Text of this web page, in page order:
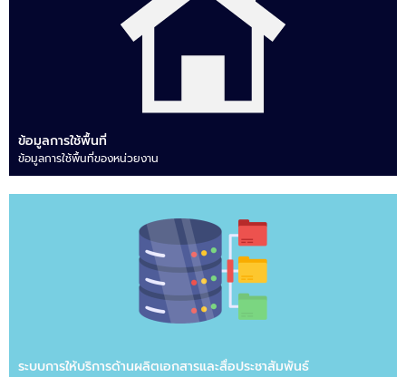
ข้อมูลการใช้พื้นที่
ข้อมูลการใช้พื้นที่ของหน่วยงาน
ระบบการให้บริการด้านผลิตเอกสารและสื่อประชาสัมพันธ์